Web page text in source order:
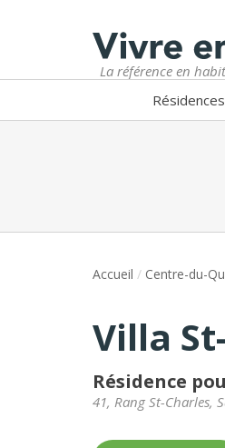
La référence en
Accueil / Centre-du-
Villa
Résidence
41, Rang St-Charles,